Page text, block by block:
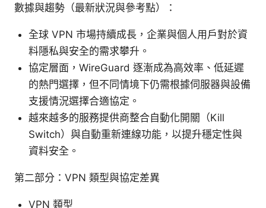
數據與趨勢（最新狀況與參考點）：
全球 VPN 市場持續成長，企業與個人用戶對於資
料隱私與安全的需求攀升。
協定層面，WireGuard 逐漸成為高效率、低延遲
的熱門選擇，但不同情境下仍需根據伺服器與設備
支援情況選擇合適協定。
越來越多的服務提供商整合自動化開關（Kill
Switch）與自動重新連線功能，以提升穩定性與
資料安全。
第二部分：VPN 類型與協定差異
VPN 類型